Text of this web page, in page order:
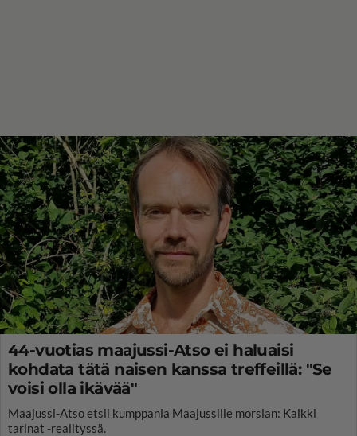
44-vuotias maajussi-Atso ei haluaisi
kohdata tätä naisen kanssa treffeillä: "Se
voisi olla ikävää"
Maajussi-Atso etsii kumppania Maajussille morsian: Kaikki
tarinat -realityssä.